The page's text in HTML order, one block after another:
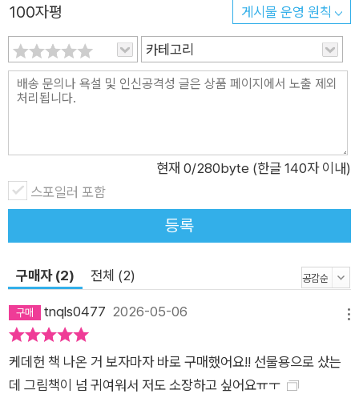
100자평 게시물 운영 원칙
카테고리
현재 0/280byte (한글 140자 이내)
스포일러 포함
등록
구매자 (2) 전체 (2)
tnqls0477 2026-05-06
케데헌 책 나온 거 보자마자 바로 구매했어요!! 선물용으로 샀는
데 그림책이 넘 귀여워서 저도 소장하고 싶어요ㅠㅜ